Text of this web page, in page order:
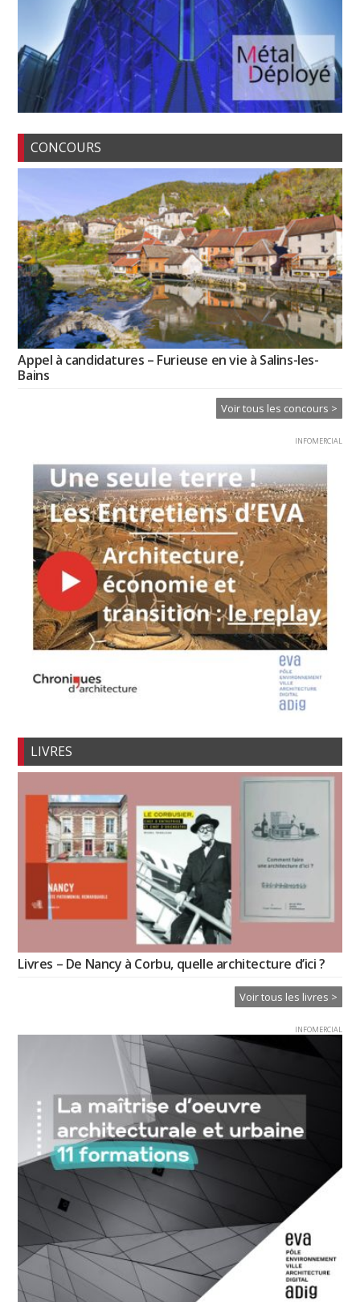
CONCOURS
Appel à candidatures – Furieuse en vie à Salins-les-
Bains
Voir tous les concours >
INFOMERCIAL
LIVRES
Livres – De Nancy à Corbu, quelle architecture d’ici ?
Voir tous les livres >
INFOMERCIAL